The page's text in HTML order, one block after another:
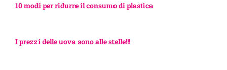
10 modi per ridurre il consumo di plastica
I prezzi delle uova sono alle stelle!!!